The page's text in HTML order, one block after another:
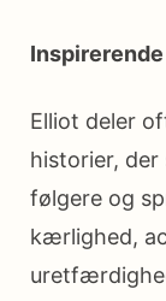
Elliot deler
historier, der
følgere og
kærlighed,